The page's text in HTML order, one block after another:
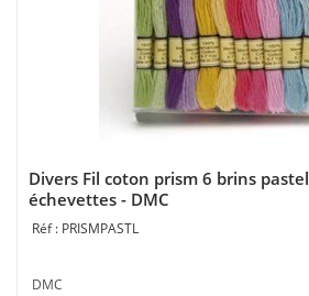
Divers Fil coton prism 6 brins
échevettes - DMC
PRISMPASTL
DMC